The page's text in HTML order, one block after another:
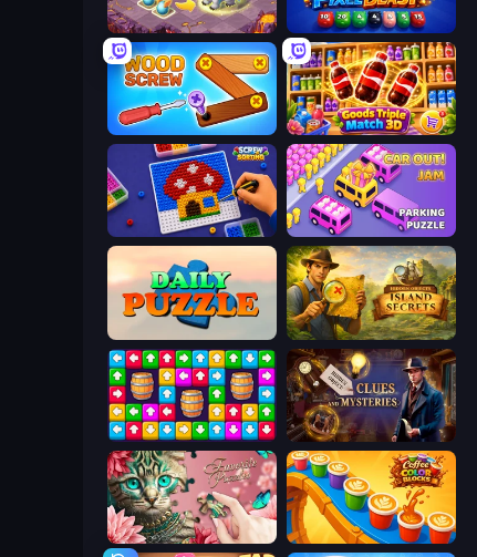
Mergest Kingdom Pixel Blast
Wood Screw: Bolts Puzzle Goods Triple Match 3D
Screw Sorting Car OUT! Jam Parking Puzzle
Daily Puzzle Hidden Objects: Island Secrets
Tap Away Story Hidden Object: Clues and Mysteries
Favorite Puzzles Coffee Color Blocks